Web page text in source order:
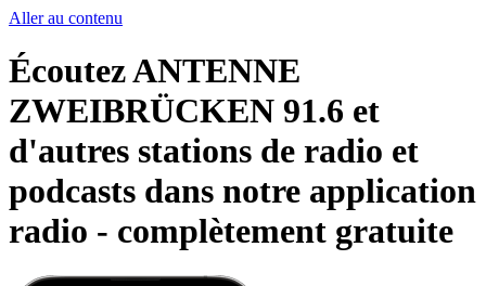
Aller au contenu
Écoutez ANTENNE
ZWEIBRÜCKEN 91.6 et
d'autres stations de radio et
podcasts dans notre application
radio - complètement gratuite